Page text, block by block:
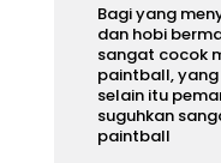
Bagi yang
dan hobi
sangat cocok
paintball,
selain itu
suguhkan
paintball